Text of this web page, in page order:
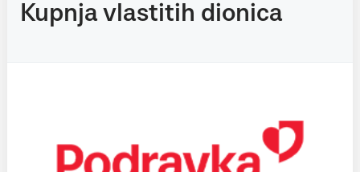
Kupnja vlastitih dionica